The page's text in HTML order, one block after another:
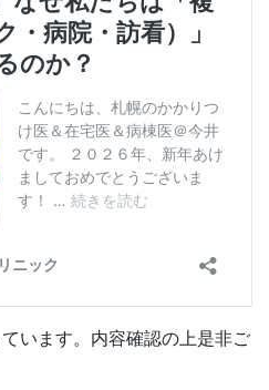
います。内容確認の上是非ご